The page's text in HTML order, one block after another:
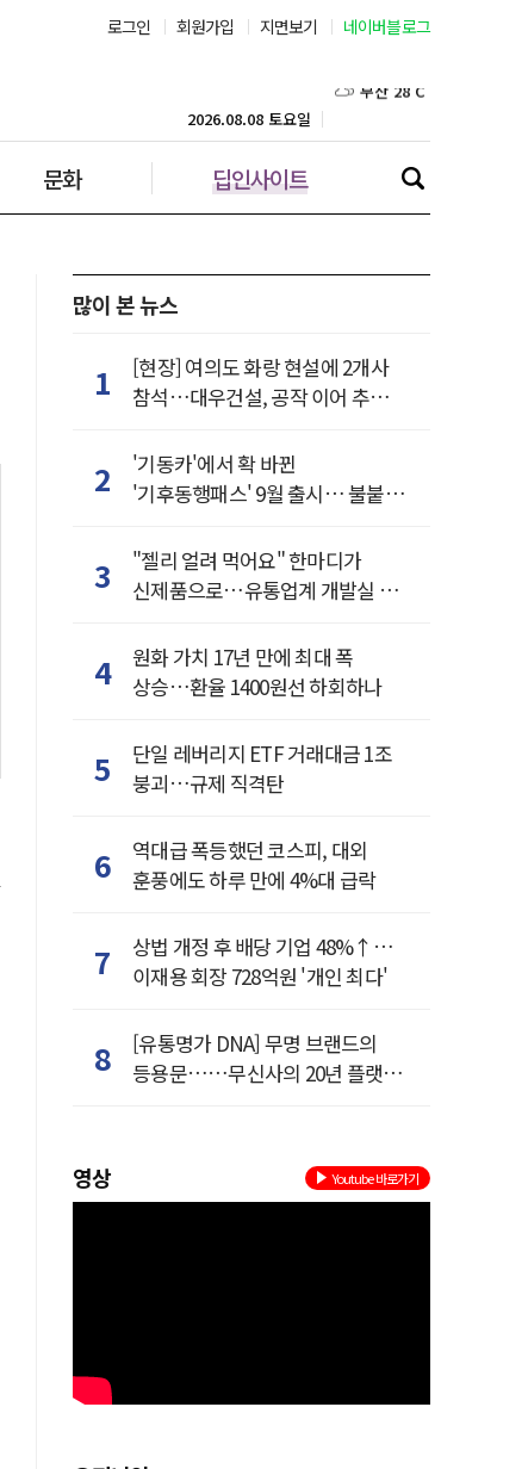
로그인 회원가입 지면보기 네이버블로그
문화 딥인사이트
2026.08.08 토요일
인천 27˚C
울산 25˚C
많이 본 뉴스
1
[현장] 여의도 화랑 현설에 2개사
참석…대우건설, 공작 이어 추가
2
'기동카'에서 확 바뀐
'기후동행패스' 9월 출시… 불붙은
3
"젤리 얼려 먹어요" 한마디가
신제품으로…유통업계 개발실 된
4
원화 가치 17년 만에 최대 폭
상승…환율 1400원선 하회하나
5
단일 레버리지 ETF 거래대금 1조
붕괴…규제 직격탄
6
역대급 폭등했던 코스피, 대외
훈풍에도 하루 만에 4%대 급락
7
상법 개정 후 배당 기업 48%↑…
이재용 회장 728억원 '개인 최다'
8
[유통명가 DNA] 무명 브랜드의
등용문……무신사의 20년 플랫폼
영상 Youtube 바로가기